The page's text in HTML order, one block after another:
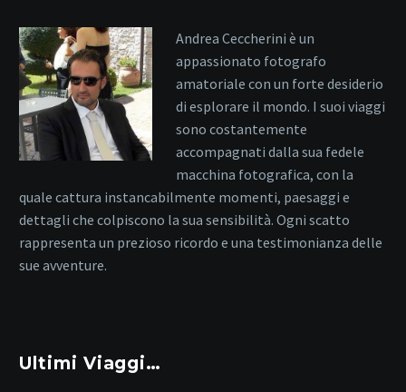
Andrea Ceccherini è un
appassionato fotografo
amatoriale con un forte desiderio
di esplorare il mondo. I suoi viaggi
sono costantemente
accompagnati dalla sua fedele
macchina fotografica, con la
quale cattura instancabilmente momenti, paesaggi e
dettagli che colpiscono la sua sensibilità. Ogni scatto
rappresenta un prezioso ricordo e una testimonianza delle
sue avventure.
Ultimi Viaggi…